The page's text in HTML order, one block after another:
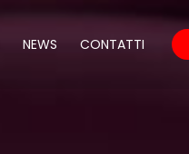
NEWS CONTATTI